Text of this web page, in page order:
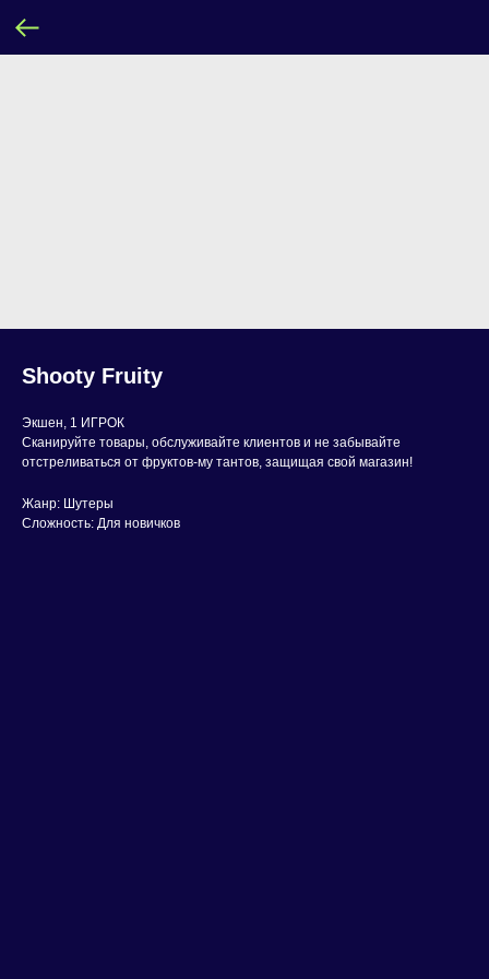
Shooty Fruity
Экшен, 1 ИГРОК
Сканируйте товары, обслуживайте клиентов и не забывайте
отстреливаться от фруктов-му тантов, защищая свой магазин!
Жанр: Шутеры
Сложность: Для новичков